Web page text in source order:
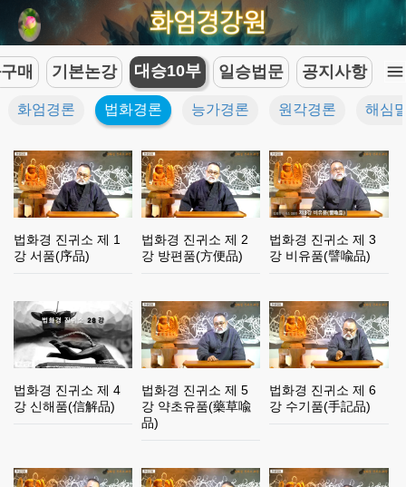
매 기본논강 대승10부 일승법문 공지사항
화엄경론 법화경론 능가경론 원각경론 해심
법화경 진귀소 제 1
강 서품(序品)
법화경 진귀소 제 2
강 방편품(方便品)
법화경 진귀소 제 3
강 비유품(譬喩品)
법화경 진귀소 제 4
강 신해품(信解品)
법화경 진귀소 제 5
강 약초유품(藥草喩
品)
법화경 진귀소 제 6
강 수기품(手記品)